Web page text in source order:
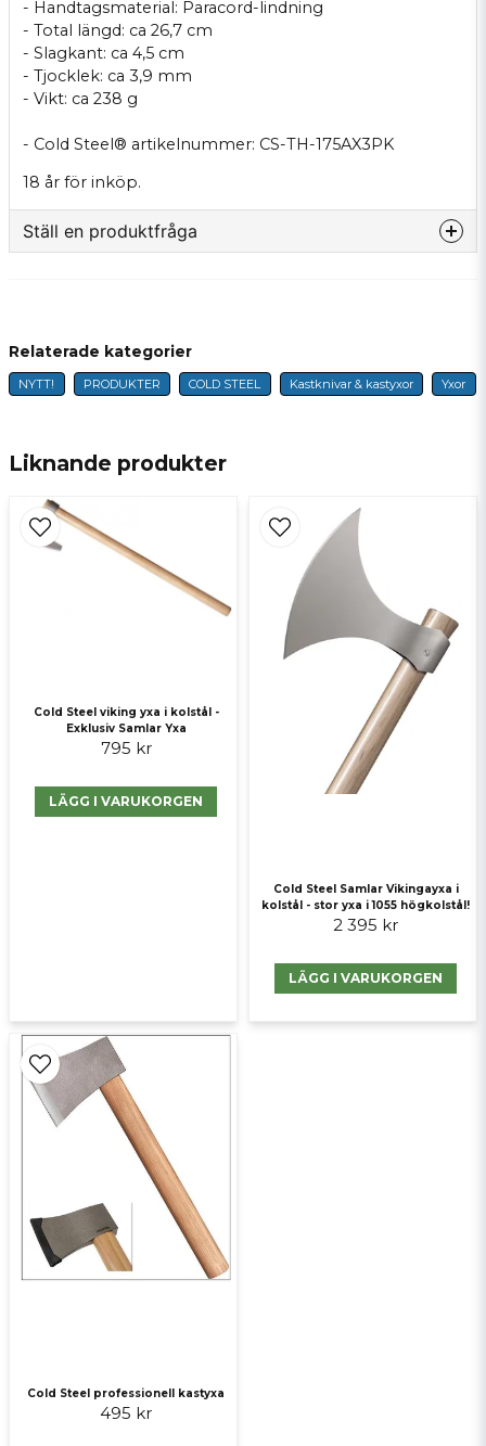
- Handtagsmaterial: Paracord-lindning
- Total längd: ca 26,7 cm
- Slagkant: ca 4,5 cm
- Tjocklek: ca 3,9 mm
- Vikt: ca 238 g
- Cold Steel® artikelnummer: CS-TH-175AX3PK
18 år för inköp.
Ställ en produktfråga
name
Ja, ni får publicera min fråga
Skicka fråga
Liknande produkter
Cold Steel viking yxa i kolstål -
Exklusiv Samlar Yxa
795 kr
LÄGG I VARUKORGEN
Cold Steel Samlar Vikingayxa i
kolstål - stor yxa i 1055 högkolstål!
2 395 kr
LÄGG I VARUKORGEN
Cold Steel professionell kastyxa
495 kr
Relaterade kategorier
NYTT! PRODUKTER COLD STEEL Kastknivar & kastyxor Yxor